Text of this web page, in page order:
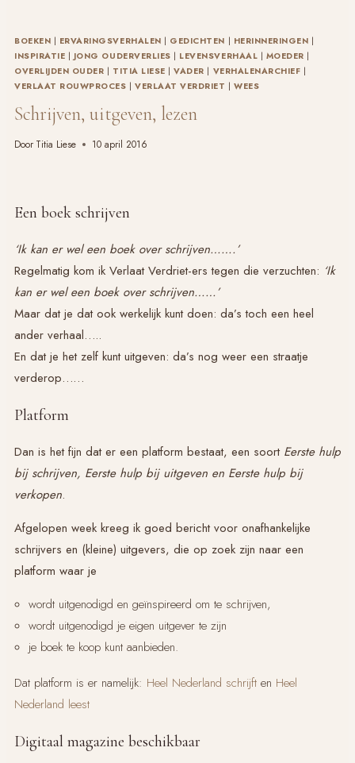
BOEKEN | ERVARINGSVERHALEN | GEDICHTEN | HERINNERINGEN |
INSPIRATIE |JONG OUDERVERLIES | LEVENSVERHAAL | MOEDER |
OVERLIJDEN OUDER | TITIA LIESE |VADER | VERHALENARCHIEF |
VERLAAT ROUWPROCES |VERLAAT VERDRIET |WEES
Schrijven, uitgeven, lezen
Door Titia Liese 10 april 2016
Een boek schrijven
‘Ik kan er wel een boek over schrijven…….’
Regelmatig kom ik Verlaat Verdriet-ers tegen die verzuchten: ‘Ik
kan er wel een boek over schrijven……’
Maar dat je dat ook werkelijk kunt doen: da’s toch een heel
ander verhaal…..
En dat je het zelf kunt uitgeven: da’s nog weer een straatje
verderop……
Platform
Dan is het fijn dat er een platform bestaat, een soort Eerste hulp
bij schrijven, Eerste hulp bij uitgeven en Eerste hulp bij
verkopen.
Afgelopen week kreeg ik goed bericht voor onafhankelijke
schrijvers en (kleine) uitgevers, die op zoek zijn naar een
platform waar je
wordt uitgenodigd en geïnspireerd om te schrijven,
wordt uitgenodigd je eigen uitgever te zijn
je boek te koop kunt aanbieden.
Dat platform is er namelijk: Heel Nederland schrijft en Heel
Nederland leest
Digitaal magazine beschikbaar